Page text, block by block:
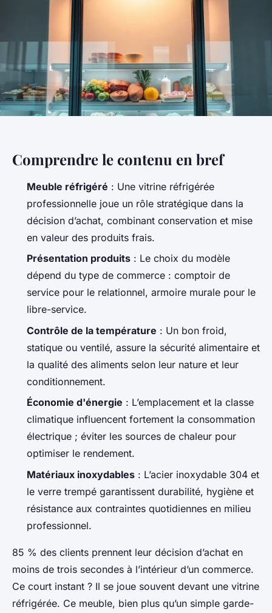
Comprendre le contenu en bref
Meuble réfrigéré : Une vitrine réfrigérée
professionnelle joue un rôle stratégique dans la
décision d’achat, combinant conservation et mise
en valeur des produits frais.
Présentation produits : Le choix du modèle
dépend du type de commerce : comptoir de
service pour le relationnel, armoire murale pour le
libre-service.
Contrôle de la température : Un bon froid,
statique ou ventilé, assure la sécurité alimentaire et
la qualité des aliments selon leur nature et leur
conditionnement.
Économie d'énergie : L’emplacement et la classe
climatique influencent fortement la consommation
électrique ; éviter les sources de chaleur pour
optimiser le rendement.
Matériaux inoxydables : L’acier inoxydable 304 et
le verre trempé garantissent durabilité, hygiène et
résistance aux contraintes quotidiennes en milieu
professionnel.
85 % des clients prennent leur décision d’achat en
moins de trois secondes à l’intérieur d’un commerce.
Ce court instant ? Il se joue souvent devant une vitrine
réfrigérée. Ce meuble, bien plus qu’un simple garde-